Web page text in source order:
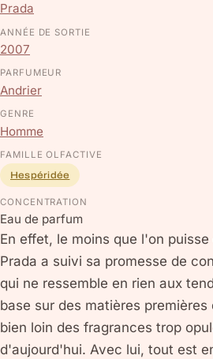
Prada
ANNÉE DE SORTIE
2007
PARFUMEUR
Andrier
GENRE
Homme
FAMILLE OLFACTIVE
Hespéridée
CONCENTRATION
Eau de parfum
En effet, le moins que l'on
Prada a suivi sa promesse de
qui ne ressemble en rien aux
base sur des matières
bien loin des fragrances trop
d'aujourd'hui. Avec lui, tout est